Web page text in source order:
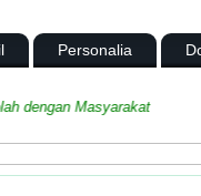
Personalia
Masyarakat